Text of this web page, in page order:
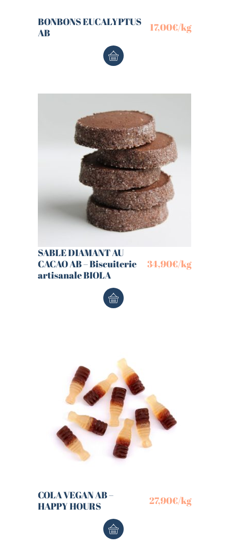
BONBONS EUCALYPTUS
AB
17,00€/kg
SABLE DIAMANT AU
CACAO AB – Biscuiterie
artisanale BIOLA
34,90€/kg
COLA VEGAN AB –
HAPPY HOURS
27,90€/kg